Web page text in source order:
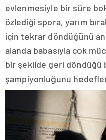
evlenmesiyle bir süre
özlediği spora, yarım
için tekrar döndüğünü
alanda babasıyla çok
bir şekilde geri döndüğü
şampiyonluğunu